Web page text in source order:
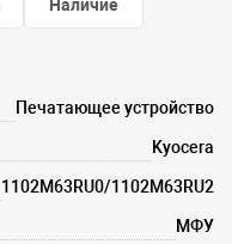
Наличие
Печатающее устройство
Kyocera
1102M63RU0/1102M63RU2
МФУ